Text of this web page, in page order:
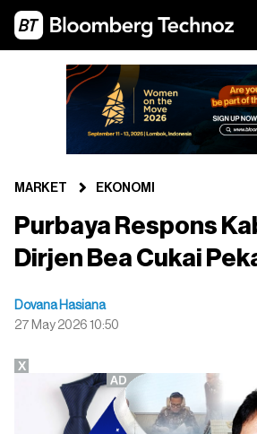
MARKET EKONOMI
Purbaya Respons
Dirjen Bea Cukai
Dovana Hasiana
27 May 2026 10:50
X